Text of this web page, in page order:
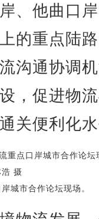
、他曲口
的重点陆
沟通协调
，促进物
关便利化
城市合作论坛现场。